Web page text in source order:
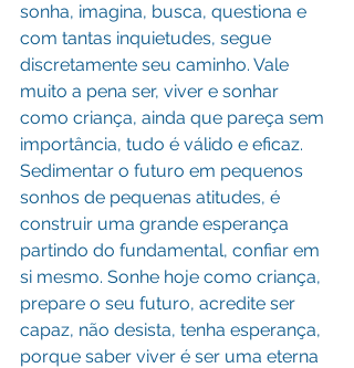
sonha, imagina, busca, questiona e
com tantas inquietudes, segue
discretamente seu caminho. Vale
muito a pena ser, viver e sonhar
como criança, ainda que pareça sem
importância, tudo é válido e eficaz.
Sedimentar o futuro em pequenos
sonhos de pequenas atitudes, é
construir uma grande esperança
partindo do fundamental, confiar em
si mesmo. Sonhe hoje como criança,
prepare o seu futuro, acredite ser
capaz, não desista, tenha esperança,
porque saber viver é ser uma eterna